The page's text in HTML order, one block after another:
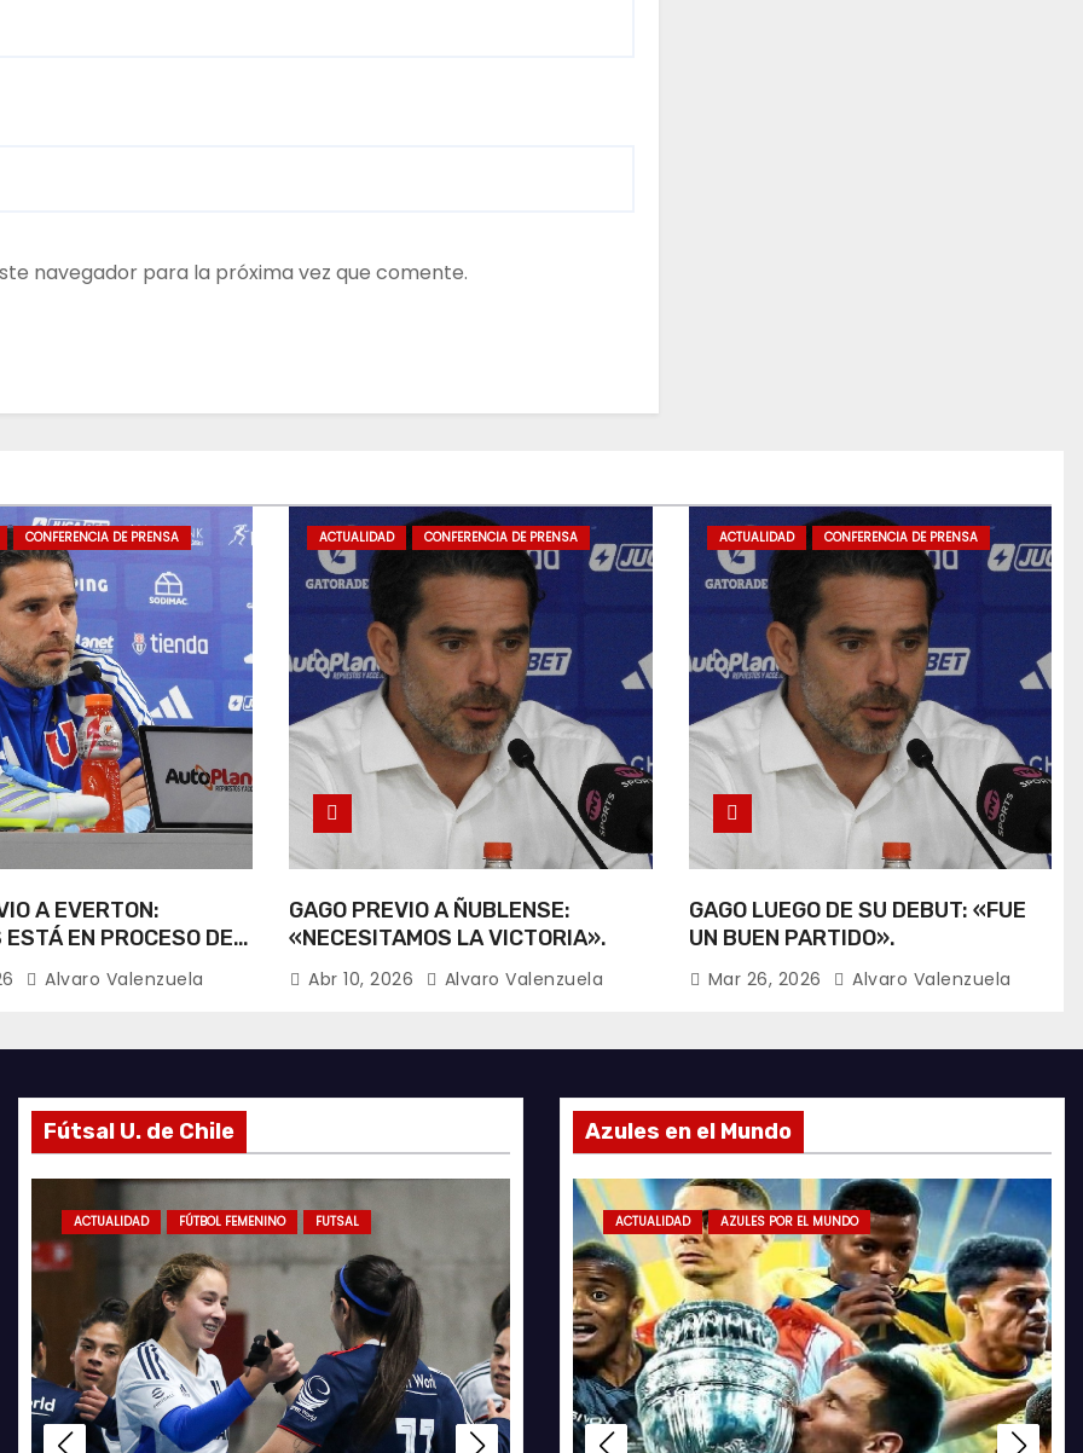
navegador para la próxima vez que comente.
CONFERENCIA DE PRENSA
A EVERTON:
EN PROCESO DE
Alvaro Valenzuela
ACTUALIDAD CONFERENCIA DE PRENSA
GAGO PREVIO A ÑUBLENSE:
«NECESITAMOS LA VICTORIA».
Abr 10, 2026 Alvaro Valenzuela
ACTUALIDAD CONFERENCIA DE PRENSA
GAGO LUEGO DE SU DEBUT: «FUE
UN BUEN PARTIDO».
Mar 26, 2026 Alvaro Valenzuela
ACTUALIDAD GALERÍA FOTOGRÁFICA GALERÍA FOTOGRÁFICA
Fútsal U. de Chile
ACTUALIDAD FUTSAL ACTUALIDAD FUTSAL FUTSAL
Azules en el Mundo
ACTUALIDAD AZULES POR EL MUNDO ACTUALIDAD AZULES POR EL MUNDO